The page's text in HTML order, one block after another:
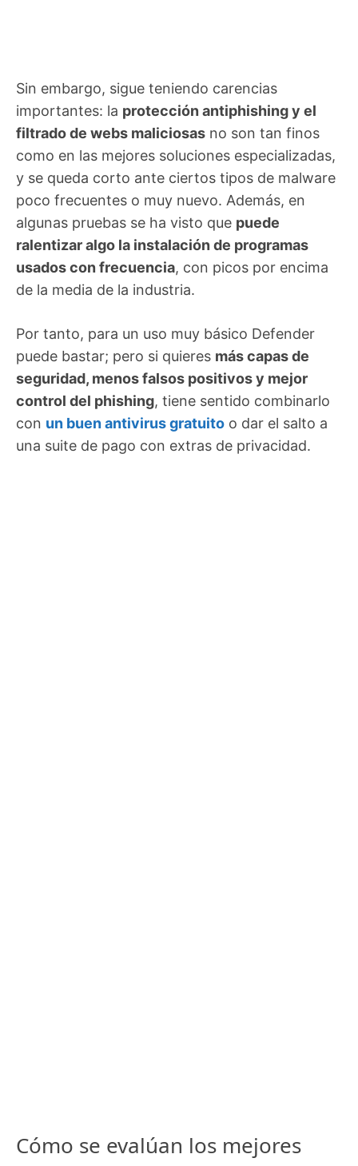
Sin embargo, sigue teniendo carencias
importantes: la protección antiphishing y el
filtrado de webs maliciosas no son tan finos
como en las mejores soluciones especializadas,
y se queda corto ante ciertos tipos de malware
poco frecuentes o muy nuevo. Además, en
algunas pruebas se ha visto que puede
ralentizar algo la instalación de programas
usados con frecuencia, con picos por encima
de la media de la industria.
Por tanto, para un uso muy básico Defender
puede bastar; pero si quieres más capas de
seguridad, menos falsos positivos y mejor
control del phishing, tiene sentido combinarlo
con un buen antivirus gratuito o dar el salto a
una suite de pago con extras de privacidad.
Cómo se evalúan los mejores